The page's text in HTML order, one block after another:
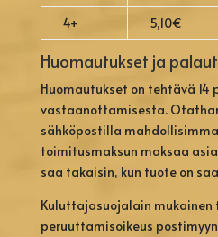
4+
5,10€
Huomautukset ja
Huomautukset on tehtävä 14
vastaanottamisesta.
sähköpostilla
toimitusmaksun maksaa
saa takaisin, kun tuote on
Kuluttajasuojalain mukainen
peruuttamisoikeus